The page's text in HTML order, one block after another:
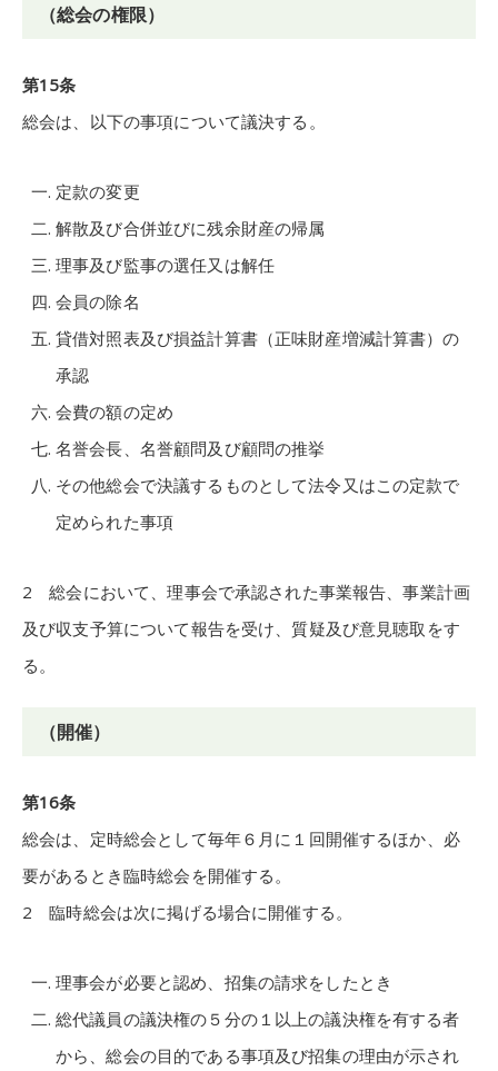
（総会の権限）
第15条
総会は、以下の事項について議決する。
定款の変更
解散及び合併並びに残余財産の帰属
理事及び監事の選任又は解任
会員の除名
貸借対照表及び損益計算書（正味財産増減計算書）の
承認
会費の額の定め
名誉会長、名誉顧問及び顧問の推挙
その他総会で決議するものとして法令又はこの定款で
定められた事項
2 総会において、理事会で承認された事業報告、事業計画
及び収支予算について報告を受け、質疑及び意見聴取をす
る。
（開催）
第16条
総会は、定時総会として毎年６月に１回開催するほか、必
要があるとき臨時総会を開催する。
2 臨時総会は次に掲げる場合に開催する。
理事会が必要と認め、招集の請求をしたとき
総代議員の議決権の５分の１以上の議決権を有する者
から、総会の目的である事項及び招集の理由が示され